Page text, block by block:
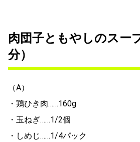
肉団子ともやしのスー
分）
（A）
・鶏ひき肉……160g
・玉ねぎ……1/2個
・しめじ……1/4パック